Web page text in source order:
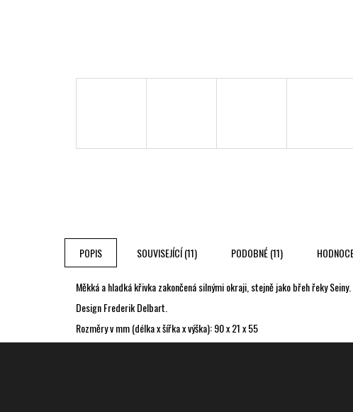
POPIS SOUVISEJÍCÍ (11) PODOBNÉ (11)
Měkká a hladká křivka zakončená silnými okraji, stejně jako břeh řeky
Design Frederik Delbart.
Rozměry v mm (délka x šířka xvýška): 90 x 21 x 55
Z